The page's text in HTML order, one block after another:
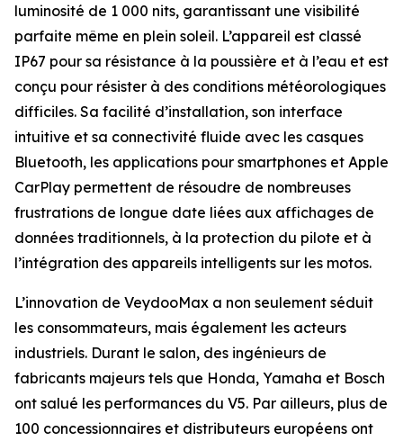
luminosité de 1 000 nits, garantissant une visibilité
parfaite même en plein soleil. L’appareil est classé
IP67 pour sa résistance à la poussière et à l’eau et est
conçu pour résister à des conditions météorologiques
difficiles. Sa facilité d’installation, son interface
intuitive et sa connectivité fluide avec les casques
Bluetooth, les applications pour smartphones et Apple
CarPlay permettent de résoudre de nombreuses
frustrations de longue date liées aux affichages de
données traditionnels, à la protection du pilote et à
l’intégration des appareils intelligents sur les motos.
L’innovation de VeydooMax a non seulement séduit
les consommateurs, mais également les acteurs
industriels. Durant le salon, des ingénieurs de
fabricants majeurs tels que Honda, Yamaha et Bosch
ont salué les performances du V5. Par ailleurs, plus de
100 concessionnaires et distributeurs européens ont